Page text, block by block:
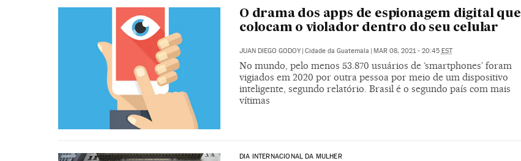
O drama dos apps de espionagem digital que
colocam o violador dentro do seu celular
JUAN DIEGO GODOY Cidade da Guatemala MAR 08, 2021 - 20:45 EST
No mundo, pelo menos 53.870 usuários de ‘smartphones’ foram
vigiados em 2020 por outra pessoa por meio de um dispositivo
inteligente, segundo relatório. Brasil é o segundo país com mais
vítimas
DIA INTERNACIONAL DA MULHER